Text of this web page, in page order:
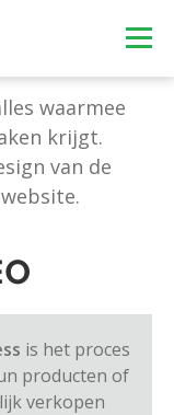
waarmee
krijgt.
van de
is het proces
producten of
verkopen